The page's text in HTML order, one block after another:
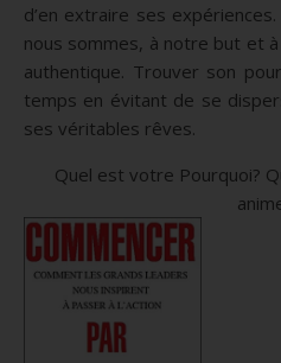
d’en extraire ses
nous sommes, à notre but et
authentique. Trouver son
temps en évitant de se
ses véritables rêves.
Quel est votre Pourquoi?